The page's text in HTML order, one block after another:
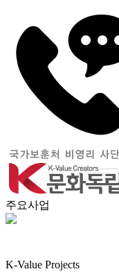
주요사업
K-Value Projects